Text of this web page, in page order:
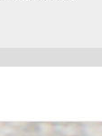
spezielle
50 cm Ø
erfolgt